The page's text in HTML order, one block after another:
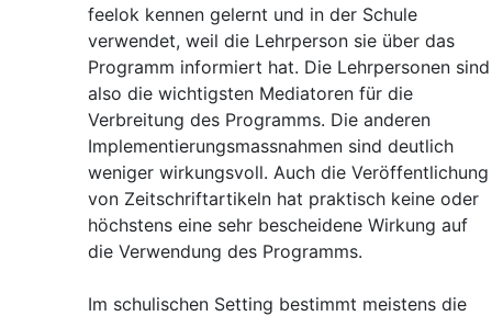
feelok kennen gelernt und in der Schule
verwendet, weil die Lehrperson sie über das
Programm informiert hat. Die Lehrpersonen sind
also die wichtigsten Mediatoren für die
Verbreitung des Programms. Die anderen
Implementierungsmassnahmen sind deutlich
weniger wirkungsvoll. Auch die Veröffentlichung
von Zeitschriftartikeln hat praktisch keine oder
höchstens eine sehr bescheidene Wirkung auf
die Verwendung des Programms.
Im schulischen Setting bestimmt meistens die